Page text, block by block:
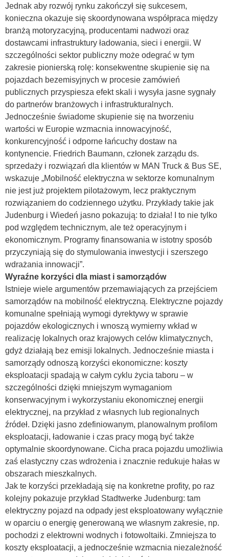
Jednak aby rozwój rynku zakończył się sukcesem,
konieczna okazuje się skoordynowana współpraca między
branżą motoryzacyjną, producentami nadwozi oraz
dostawcami infrastruktury ładowania, sieci i energii. W
szczególności sektor publiczny może odegrać w tym
zakresie pionierską rolę: konsekwentne skupienie się na
pojazdach bezemisyjnych w procesie zamówień
publicznych przyspiesza efekt skali i wysyła jasne sygnały
do partnerów branżowych i infrastrukturalnych.
Jednocześnie świadome skupienie się na tworzeniu
wartości w Europie wzmacnia innowacyjność,
konkurencyjność i odporne łańcuchy dostaw na
kontynencie. Friedrich Baumann, członek zarządu ds.
sprzedaży i rozwiązań dla klientów w MAN Truck & Bus SE,
wskazuje „Mobilność elektryczna w sektorze komunalnym
nie jest już projektem pilotażowym, lecz praktycznym
rozwiązaniem do codziennego użytku. Przykłady takie jak
Judenburg i Wiedeń jasno pokazują: to działa! I to nie tylko
pod względem technicznym, ale też operacyjnym i
ekonomicznym. Programy finansowania w istotny sposób
przyczyniają się do stymulowania inwestycji i szerszego
wdrażania innowacji”.
Wyraźne korzyści dla miast i samorządów
Istnieje wiele argumentów przemawiających za przejściem
samorządów na mobilność elektryczną. Elektryczne pojazdy
komunalne spełniają wymogi dyrektywy w sprawie
pojazdów ekologicznych i wnoszą wymierny wkład w
realizację lokalnych oraz krajowych celów klimatycznych,
gdyż działają bez emisji lokalnych. Jednocześnie miasta i
samorządy odnoszą korzyści ekonomiczne: koszty
eksploatacji spadają w całym cyklu życia taboru – w
szczególności dzięki mniejszym wymaganiom
konserwacyjnym i wykorzystaniu ekonomicznej energii
elektrycznej, na przykład z własnych lub regionalnych
źródeł. Dzięki jasno zdefiniowanym, planowalnym profilom
eksploatacji, ładowanie i czas pracy mogą być także
optymalnie skoordynowane. Cicha praca pojazdu umożliwia
zaś elastyczny czas wdrożenia i znacznie redukuje hałas w
obszarach mieszkalnych.
Jak te korzyści przekładają się na konkretne profity, po raz
kolejny pokazuje przykład Stadtwerke Judenburg: tam
elektryczny pojazd na odpady jest eksploatowany wyłącznie
w oparciu o energię generowaną we własnym zakresie, np.
pochodzi z elektrowni wodnych i fotowoltaiki. Zmniejsza to
koszty eksploatacji, a jednocześnie wzmacnia niezależność